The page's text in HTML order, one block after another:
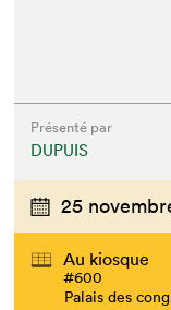
Présenté par
DUPUIS
25
Au kiosque
#600
Palais des